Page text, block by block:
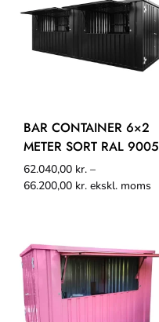
BAR CONTAINER 6×2
METER SORT RAL 9005
62.040,00 kr. –
66.200,00 kr. ekskl. moms